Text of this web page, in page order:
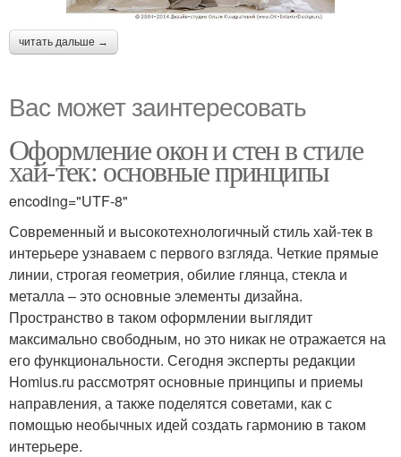
читать дальше →
Вас может заинтересовать
Оформление окон и стен в стиле
хай-тек: основные принципы
encoding="UTF-8"
Современный и высокотехнологичный стиль хай-тек в
интерьере узнаваем с первого взгляда. Четкие прямые
линии, строгая геометрия, обилие глянца, стекла и
металла – это основные элементы дизайна.
Пространство в таком оформлении выглядит
максимально свободным, но это никак не отражается на
его функциональности. Сегодня эксперты редакции
Homius.ru рассмотрят основные принципы и приемы
направления, а также поделятся советами, как с
помощью необычных идей создать гармонию в таком
интерьере.